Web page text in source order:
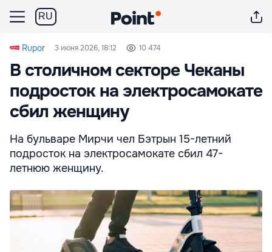
RU
Rupor 3 июня 2026, 18:12 10 474
В столичном секторе Чеканы
подросток на электросамокате
сбил женщину
На бульваре Мирчи чел Бэтрын 15-летний
подросток на электросамокате сбил 47-
летнюю женщину.